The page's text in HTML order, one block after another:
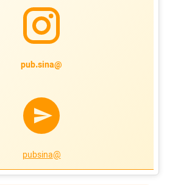
@pub.sina
@pubsina